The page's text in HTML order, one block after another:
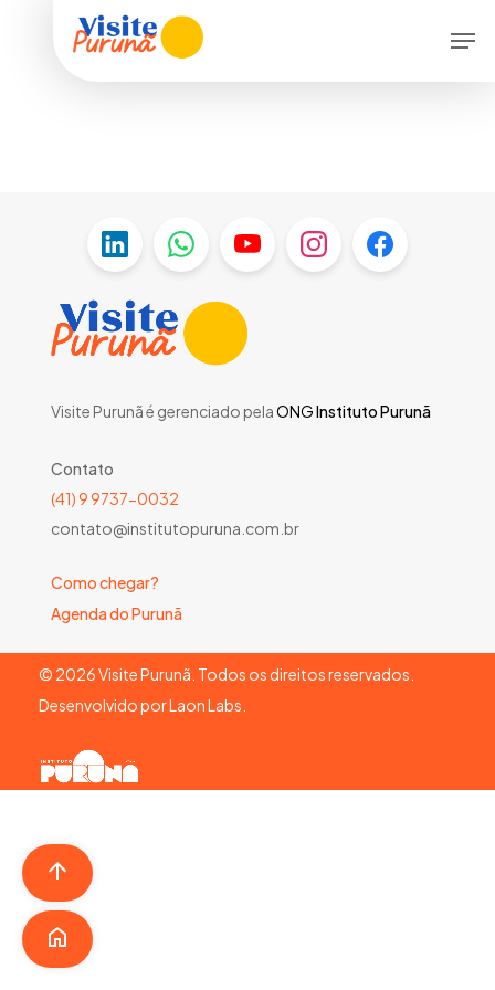
Visite Purunã é gerenciado pelaONGInstituto Purunã
Contato
(41) 9 9737-0032
contato@institutopuruna.com.br
Como chegar?
Agenda do Purunã
© 2026Visite Purunã. Todos os direitos reservados.
Desenvolvido porLaon Labs